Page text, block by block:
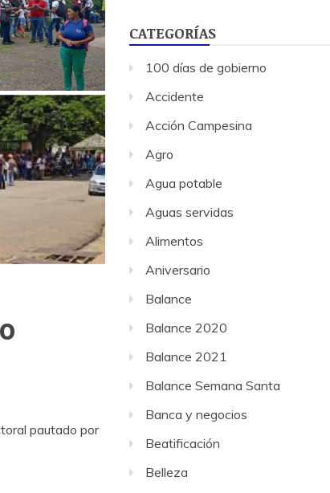
pautado por
CATEGORÍAS
100 días de gobierno
Accidente
Acción Campesina
Agro
Agua potable
Aguas servidas
Alimentos
Aniversario
Balance
Balance 2020
Balance 2021
Balance Semana Santa
Banca y negocios
Beatificación
Belleza